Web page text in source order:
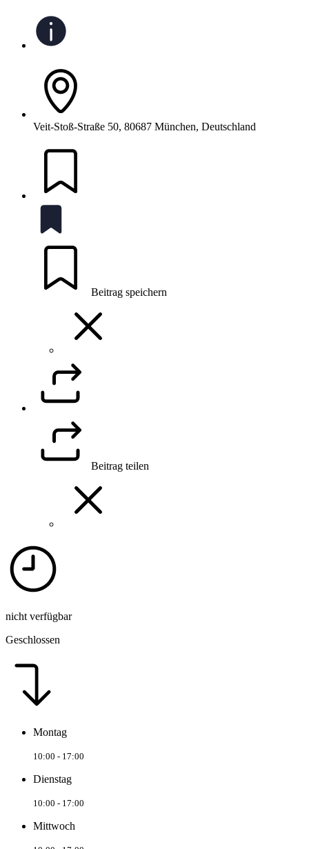
Veit-Stoß-Straße 50, 80687 München, Deutschland
Beitrag speichern
Beitrag teilen
nicht verfügbar
Geschlossen
Montag
10:00 - 17:00
Dienstag
10:00 - 17:00
Mittwoch